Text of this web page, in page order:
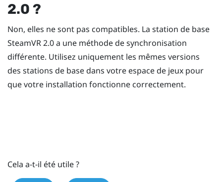
2.0 ?
Non, elles ne sont pas compatibles. La station de base
SteamVR2.0 a une méthode de synchronisation
différente. Utilisez uniquement les mêmes versions
des stations de base dans votre espace de jeux pour
que votre installation fonctionne correctement.
Cela a-t-il été utile ?